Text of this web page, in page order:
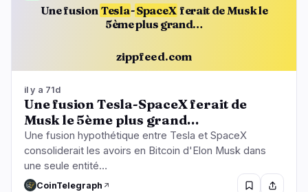
Une fusion Tesla-SpaceX ferait de Musk le
5ème plus grand…
zippfeed.com
il y a 71d
Une fusion Tesla-SpaceX ferait de
Musk le 5ème plus grand…
Une fusion hypothétique entre Tesla et SpaceX
consoliderait les avoirs en Bitcoin d'Elon Musk dans
une seule entité…
CoinTelegraph